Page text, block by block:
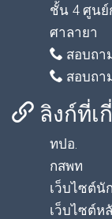
ชั้น 4 ศูนย์
ศาลายา
สอบถา
สอบถา
ลิงก์ที่เ
ทปอ.
กสพท
เว็บไซต์นั
เว็บไซต์ห